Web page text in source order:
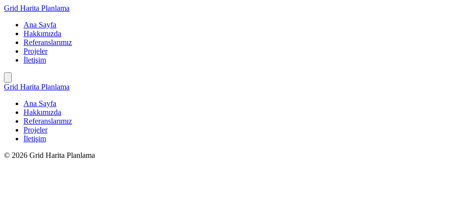
İçeriğe
Grid Harita Planlama
Ana Sayfa
Hakkımızda
Referanslarımız
Projeler
İletişim
Grid Harita Planlama
Ana Sayfa
Hakkımızda
Referanslarımız
Projeler
İletişim
© 2026 Grid Harita Planlama